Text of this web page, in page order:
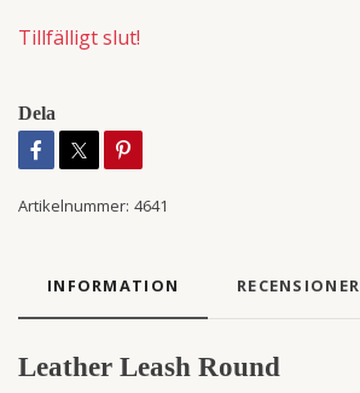
Tillfälligt slut!
Dela
Artikelnummer: 4641
INFORMATION RECENSIONER
Leather Leash Round